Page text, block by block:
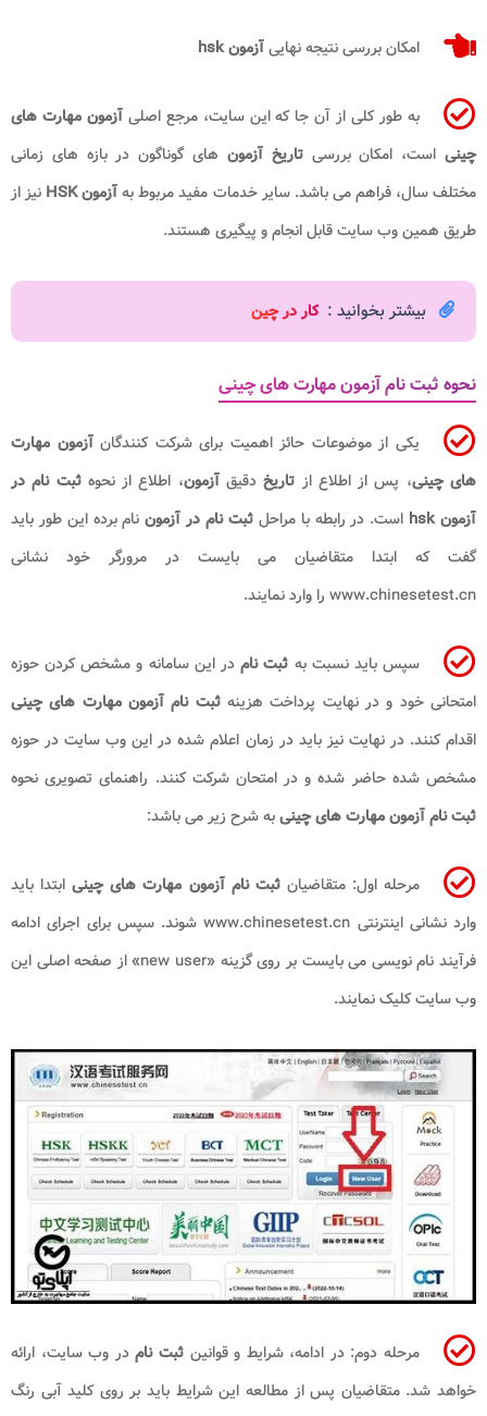
امکان بررسی نتیجه نهاییآزمونhsk
به طور کلی از آن جا که این سایت، مرجع اصلیآزمون مهارت های
چینیاست، امکان بررسیتاریخ آزمون های گوناگون در بازه های زمانی
مختلف سال، فراهم می باشد. سایر خدمات مفید مربوط بهآزمونHSK نیز از
طریق همین وب سایت قابل انجام و پیگیری هستند.
بیشتر بخوانید : کار در چین
نحوه ثبت نام آزمون مهارت های چینی
یکی از موضوعات حائز اهمیت برای شرکت کنندگانآزمون مهارت
های چینی، پس از اطلاع از تاریخ دقیقآزمون، اطلاع از نحوهثبت نام در
آزمونhsk است. در رابطه با مراحل ثبت نام در آزمون نام برده این طور باید
گفت که ابتدا متقاضیان می بایست در مرورگر خود نشانی
www.chinesetest.cn را وارد نمایند.
سپس باید نسبت به ثبت نام در این سامانه و مشخص کردن حوزه
امتحانی خود و در نهایت پرداخت هزینهثبت نام آزمون مهارت های چینی
اقدام کنند. در نهایت نیز باید در زمان اعلام شده در این وب سایت در حوزه
مشخص شده حاضر شده و در امتحان شرکت کنند. راهنمای تصویری نحوه
ثبت نام آزمون مهارت های چینیبه شرح زیر می باشد:
مرحله اول: متقاضیان ثبت نام آزمون مهارت های چینیابتدا باید
وارد نشانی اینترنتی www.chinesetest.cnشوند. سپس برای اجرای ادامه
فرآیند نام نویسی می بایست بر روی گزینه «new user» از صفحه اصلی این
وب سایت کلیک نمایند.
مرحله دوم: در ادامه، شرایط و قوانینثبت نامدر وب سایت، ارائه
خواهد شد. متقاضیان پس از مطالعه این شرایط باید بر روی کلید آبی رنگ